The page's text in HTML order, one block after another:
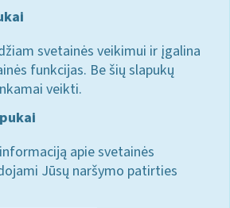
svetainės veikimui ir įgalina
funkcijas. Be šių slapukų
veikti.
apie svetainės
Jūsų naršymo patirties